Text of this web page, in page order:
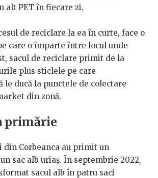
alt PET în fiecare zi.
de reciclare la ea în curte, face o
care o împarte între locul unde
sacul de reciclare primit de la
plus sticlele pe care
le ducă la punctele de colectare
din zonă.
primărie
Corbeanca au primit un
sac alb uriaș. În septembrie 2022,
sacul alb în patru saci